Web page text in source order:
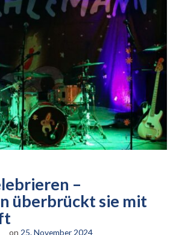
–
überbrückt sie mit
on 25. November 2024